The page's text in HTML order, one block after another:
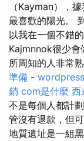
（Kayman），
最喜歡的陽光。
以我在一個不錯
Kajmnnok很少會
所周知的人非常
準備 -
銷 com是什麼 西
不是每個人都計
管沒有退款，但
地質遺址是一組